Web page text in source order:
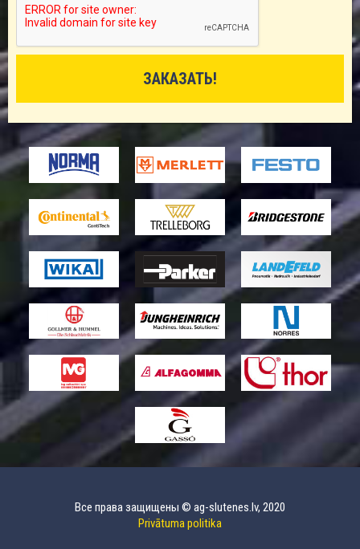
Все права защищены © ag-slutenes.lv, 2020
Privātuma politika